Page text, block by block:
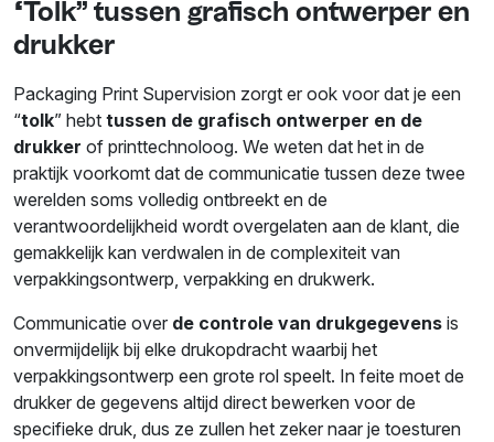
“Tolk” tussen grafisch ontwerper en
drukker
Packaging Print Supervision zorgt er ook voor dat je een
“tolk” hebt tussen de grafisch ontwerper en de
drukker of printtechnoloog. We weten dat het in de
praktijk voorkomt dat de communicatie tussen deze twee
werelden soms volledig ontbreekt en de
verantwoordelijkheid wordt overgelaten aan de klant, die
gemakkelijk kan verdwalen in de complexiteit van
verpakkingsontwerp, verpakking en drukwerk.
Communicatie over de controle van drukgegevens is
onvermijdelijk bij elke drukopdracht waarbij het
verpakkingsontwerp een grote rol speelt. In feite moet de
drukker de gegevens altijd direct bewerken voor de
specifieke druk, dus ze zullen het zeker naar je toesturen